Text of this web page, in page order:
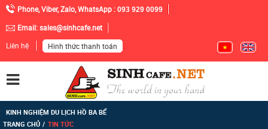
Phone, Viber, Zalo, WhatsApp : 093 929 0099
Email:sales@sinhcafe.net
Liên hệ
Hình thức thanh toán
KINH NGHIỆM DU LỊCH HỒ BA BỂ
TRANG CHỦ
TIN TỨC